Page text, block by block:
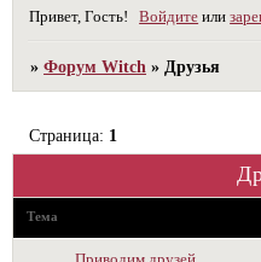
Привет, Гость! Войдите или
»Форум Witch » Друзья
Страница: 1
Тема